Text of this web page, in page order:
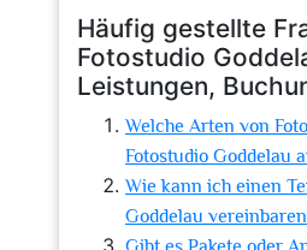
Häufig gestellte
Fotostudio
Leistungen,
Welche Arten von
Fotostudio Goddelau
Wie kann ich einen
Goddelau